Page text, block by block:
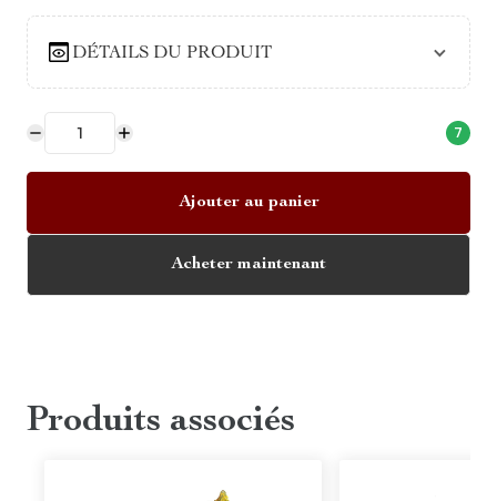
DÉTAILS DU PRODUIT
7
Ajouter au panier
Acheter maintenant
Produits associés